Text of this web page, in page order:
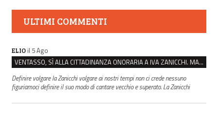
ULTIMI COMMENTI
ELIO il 5 Ago
VENTASSO, SÌ ALLA CITTADINANZA ONORARIA A IVA ZANICCHI. MA BARGIACCHI: “È DI PESSIMO GUSTO”
Definire volgare la Zanicchi volgare ai nostri tempi non ci crede nessuno
figuriamoci definire il suo modo di cantare vecchio e superato. La Zanicchi